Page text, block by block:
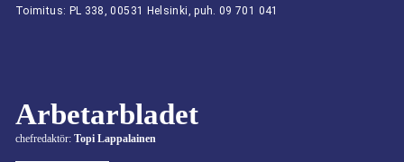
Toimitus: PL 338, 00531 Helsinki, puh. 09 701 041
Arbetarbladet
chefredaktör: Topi Lappalainen